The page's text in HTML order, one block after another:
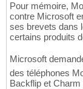
Pour mémoire,
contre Microsoft
ses brevets dans
certains produits
Microsoft
des téléphones
Backflip et